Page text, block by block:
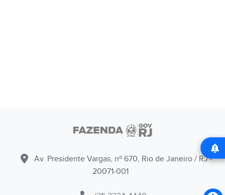
Av. Presidente Vargas, nº 670, Rio de Janeiro / RJ -
20071-001